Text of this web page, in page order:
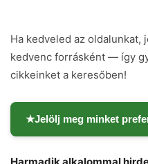
Ha kedveled az oldalunkat,
kedvenc forrásként — így
cikkeinket a keresőben!
★Jelölj meg minket